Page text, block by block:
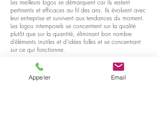
Les meilleurs logos se démarquent car ils restent
pertinents et efficaces au fil des ans. Ils évoluent avec
leur entreprise et survivent aux tendances du moment.
Les logos intemporels se concentrent sur la qualité
plutôt que sur la quantité, éliminant bon nombre
d’éléments inutiles et d’idées folles et se concentrant
sur ce qui fonctionne.
Appeler Email